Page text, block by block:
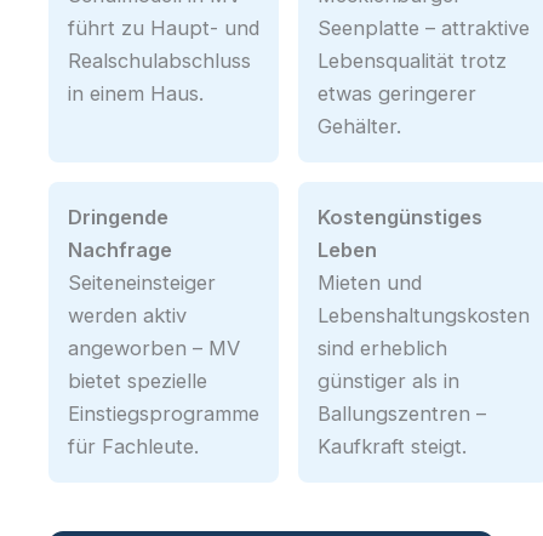
führt zu Haupt- und
Realschulabschluss
in einem Haus.
Seenplatte – attraktive
Lebensqualität trotz
etwas geringerer
Gehälter.
Dringende
Nachfrage
Seiteneinsteiger
werden aktiv
angeworben – MV
bietet spezielle
Einstiegsprogramme
für Fachleute.
Kostengünstiges
Leben
Mieten und
Lebenshaltungskosten
sind erheblich
günstiger als in
Ballungszentren –
Kaufkraft steigt.